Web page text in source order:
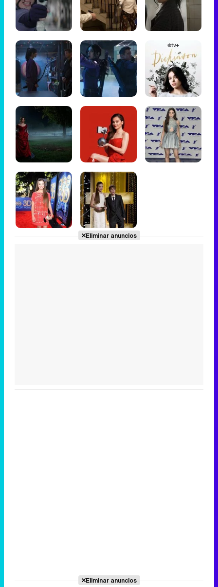
Tráiler en catalán de 'Ravalear', la nueva serie de HBO Max sobre los fondos buitre
Tráiler de la tercera temporada de 'The Walking Dead: Dead City' de AMC+
Canción ganadora de Eurovisión 2026: DARA con "Bangaranga" por Bulgaria
Eliminar anuncios
Eliminar anuncios